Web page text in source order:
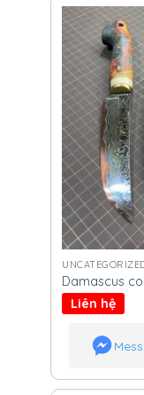
Damascus
Liên hệ